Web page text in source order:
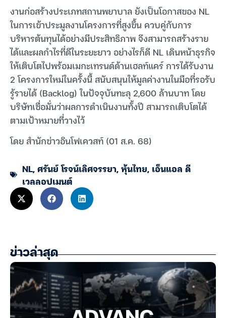
งานก่อสร้างประเภทสถานพยาบาล ยังเป็นโอกาสของ NL
ในการเข้าประมูลงานโครงการที่สูงขึ้น ควบคู่กับการ
บริหารต้นทุนได้อย่างมีประสิทธิภาพ จึงสามารถสร้างราย
ได้และผลกำไรที่ดีในระยะยาว อย่างไรก็ดี NL เดินหน้าธุรกิจ
ให้เติบโตไปพร้อมเมกะเทรนด์ด้านเฮลท์แคร์ การได้รับงาน
2 โครงการใหม่ในครั้งนี้ สนับสนุนให้มูลค่างานในมือที่รอรับ
รู้รายได้ (Backlog) ในปัจจุบันทะลุ 2,600 ล้านบาท โดย
บริษัทเชื่อมั่นว่าผลการดำเนินงานทั้งปี สามารถเติบโตได้
ตามเป้าหมายที่วางไว้
โดย สำนักข่าวอินโฟเควสท์ (01 ส.ค. 68)
NL,ศรันย์ โรจน์เลิศจรรยา,หุ้นไทย, เอ็นแอล ดี
เวลลอปเมนต์
ข่าวล่าสุด